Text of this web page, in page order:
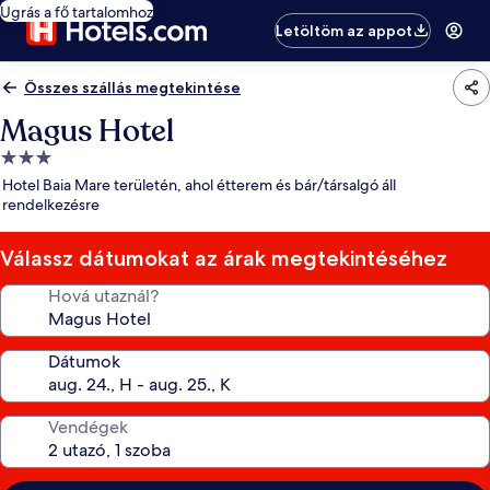
Ugrás a fő tartalomhoz
Letöltöm az appot
Összes szállás megtekintése
Magus Hotel
3.0
csillagos
szálláshely
Hotel Baia Mare területén, ahol étterem és bár/társalgó áll
rendelkezésre
Válassz dátumokat az árak megtekintéséhez
Hová utaznál?
Dátumok
Vendégek